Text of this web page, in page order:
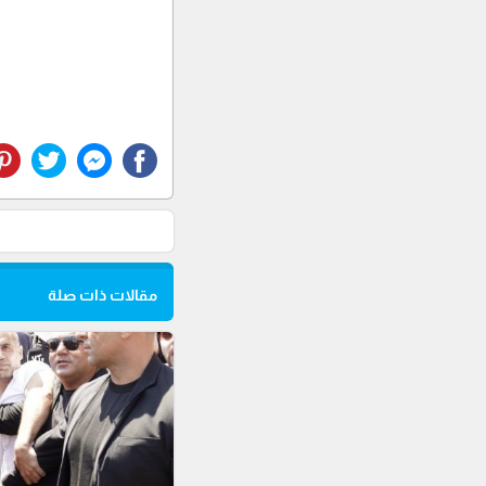
مقالات ذات صلة